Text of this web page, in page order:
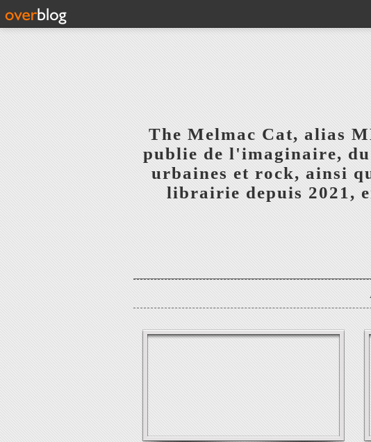
The Melmac Cat, alias
publie de l'imaginaire,
urbaines et rock, ainsi
librairie depuis 2021,